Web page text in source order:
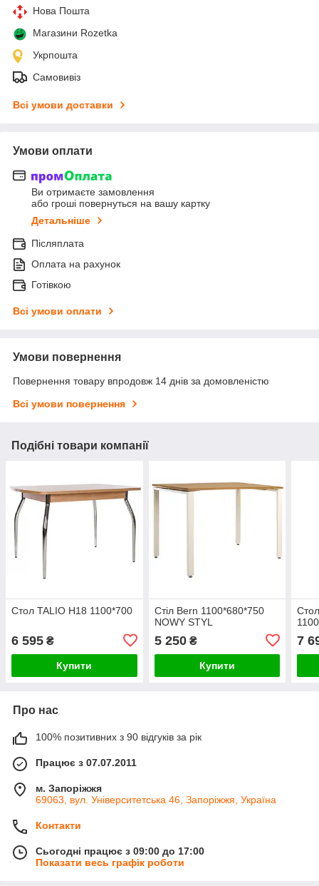
Нова Пошта
Магазини Rozetka
Укрпошта
Самовивіз
Всі умови доставки
Умови оплати
Ви отримаєте замовлення
або гроші повернуться на вашу картку
Детальніше
Післяплата
Оплата на рахунок
Готівкою
Всі умови оплати
Умови повернення
Повернення товару впродовж 14 днів за домовленістю
Всі умови повернення
Подібні товари компанії
Стол TALIO H18 1100*700
6 595 ₴
Купити
Стіл Bern 1100*680*750
NOWY STYL
5 250₴
Купити
7
Про нас
100% позитивних з 90 відгуків за рік
Працює з 07.07.2011
м. Запоріжжя
69063, вул. Університетська 46, Запоріжжя, Україна
Контакти
Сьогодні працює з 09:00 до 17:00
Показати весь графік роботи